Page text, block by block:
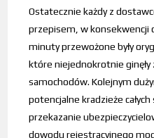
Ostatecznie każdy z
przepisem, w konsekwencji
minuty przewożone były
które niejednokrotnie ginęły
samochodów. Kolejnym
potencjalne kradzieże
przekazanie
dowodu rejestracyjnego